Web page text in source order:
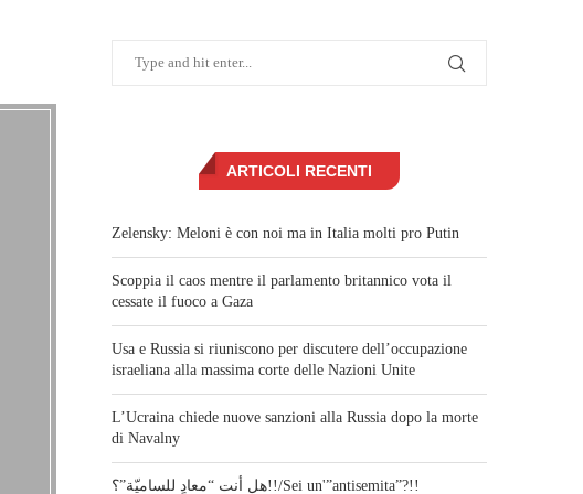
ARTICOLI RECENTI
Zelensky: Meloni è con noi ma in Italia molti pro Putin
Scoppia il caos mentre il parlamento britannico vota il
cessate il fuoco a Gaza
Usa e Russia si riuniscono per discutere dell’occupazione
israeliana alla massima corte delle Nazioni Unite
L’Ucraina chiede nuove sanzioni alla Russia dopo la morte
di Navalny
هل أنت “معادٍ للساميّة”؟!!/Sei un'”antisemita”?!!